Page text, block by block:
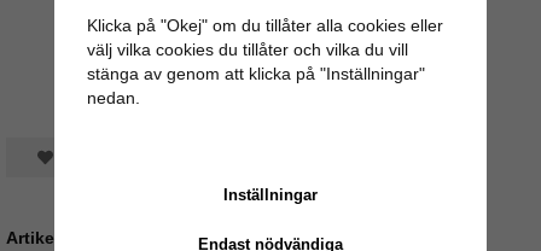
Spara som favorit
Artikelnummer:
Klicka på "Okej" om du tillåter alla cookies eller
välj vilka cookies du tillåter och vilka du vill
stänga av genom att klicka på "Inställningar"
nedan.
Inställningar
Endast nödvändiga